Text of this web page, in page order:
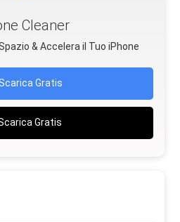
Cleaner
& Accelera il Tuo iPhone
Gratis
Gratis